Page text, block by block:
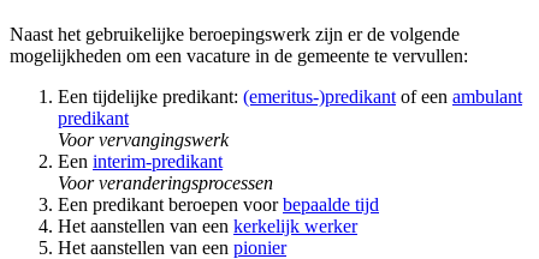
Naast het gebruikelijke beroepingswerk zijn er de volgende
mogelijkheden om een vacature in de gemeente te vervullen:
Een tijdelijke predikant: (emeritus-)predikant of een ambulant
predikant
Voor vervangingswerk
Een interim-predikant
Voor veranderingsprocessen
Een predikant beroepen voorbepaalde tijd
Het aanstellen van een kerkelijk werker
Het aanstellen van een pionier